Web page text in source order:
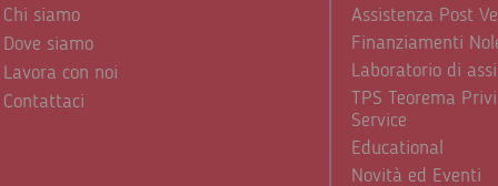
Chi siamo
Dove siamo
Lavora con noi
Contattaci
Assistenza Post
Finanziamenti
Laboratorio di
TPS Teorema
Service
Educational
Novità ed Eventi